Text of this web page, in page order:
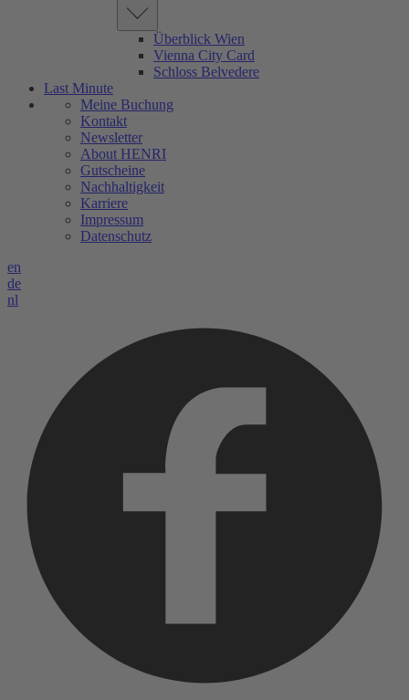
Überblick Wien
Vienna City Card
Schloss Belvedere
Last Minute
Meine Buchung
Kontakt
Newsletter
About HENRI
Gutscheine
Nachhaltigkeit
Karriere
Impressum
Datenschutz
en
de
nl